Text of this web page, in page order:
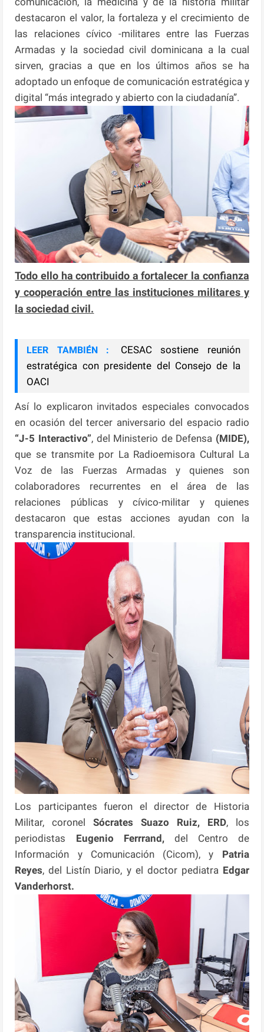
destacaron el valor, la fortaleza y el crecimiento de
las relaciones cívico -militares entre las Fuerzas
Armadas y la sociedad civil dominicana a la cual
sirven, gracias a que en los últimos años se ha
adoptado un enfoque de comunicación estratégica y
digital “más integrado y abierto con la ciudadanía”.
Todo ello ha contribuido a fortalecer la confianza
y cooperación entre las instituciones militares y
la sociedad civil.
LEER TAMBIÉN :
CESAC sostiene reunión
estratégica con presidente del Consejo de la
OACI
Así lo explicaron invitados especiales convocados
en ocasión del tercer aniversario del espacio radio
“J-5 Interactivo”, del Ministerio de Defensa (MIDE),
que se transmite por La Radioemisora Cultural La
Voz de las Fuerzas Armadas y quienes son
colaboradores recurrentes en el área de las
relaciones públicas y cívico-militar y quienes
destacaron que estas acciones ayudan con la
transparencia institucional.
Los participantes fueron el director de Historia
Militar, coronel Sócrates Suazo Ruiz, ERD, los
periodistas Eugenio Ferrrand, del Centro de
Información y Comunicación (Cicom), y Patria
Reyes, del Listín Diario, y el doctor pediatra Edgar
Vanderhorst.